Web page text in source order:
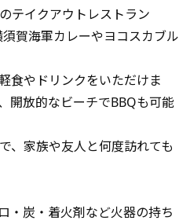
テイクアウトレストラン
賀海軍カレーやヨコスカブル
食やドリンクをいただけま
開放的なビーチでBBQも可能
、家族や友人と何度訪れても
・炭・着火剤など火器の持ち